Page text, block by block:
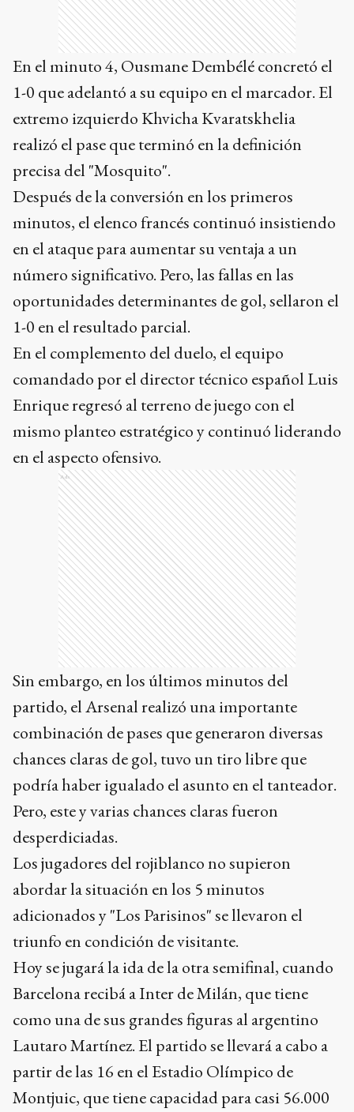
En el minuto 4, Ousmane Dembélé concretó el
1-0 que adelantó a su equipo en el marcador. El
extremo izquierdo Khvicha Kvaratskhelia
realizó el pase que terminó en la definición
precisa del "Mosquito".
Después de la conversión en los primeros
minutos, el elenco francés continuó insistiendo
en el ataque para aumentar su ventaja a un
número significativo. Pero, las fallas en las
oportunidades determinantes de gol, sellaron el
1-0 en el resultado parcial.
En el complemento del duelo, el equipo
comandado por el director técnico español Luis
Enrique regresó al terreno de juego con el
mismo planteo estratégico y continuó liderando
en el aspecto ofensivo.
Ads
Sin embargo, en los últimos minutos del
partido, el Arsenal realizó una importante
combinación de pases que generaron diversas
chances claras de gol, tuvo un tiro libre que
podría haber igualado el asunto en el tanteador.
Pero, este y varias chances claras fueron
desperdiciadas.
Los jugadores del rojiblanco no supieron
abordar la situación en los 5 minutos
adicionados y "Los Parisinos" se llevaron el
triunfo en condición de visitante.
Hoy se jugará la ida de la otra semifinal, cuando
Barcelona recibá a Inter de Milán, que tiene
como una de sus grandes figuras al argentino
Lautaro Martínez. El partido se llevará a cabo a
partir de las 16 en el Estadio Olímpico de
Montjuic, que tiene capacidad para casi 56.000